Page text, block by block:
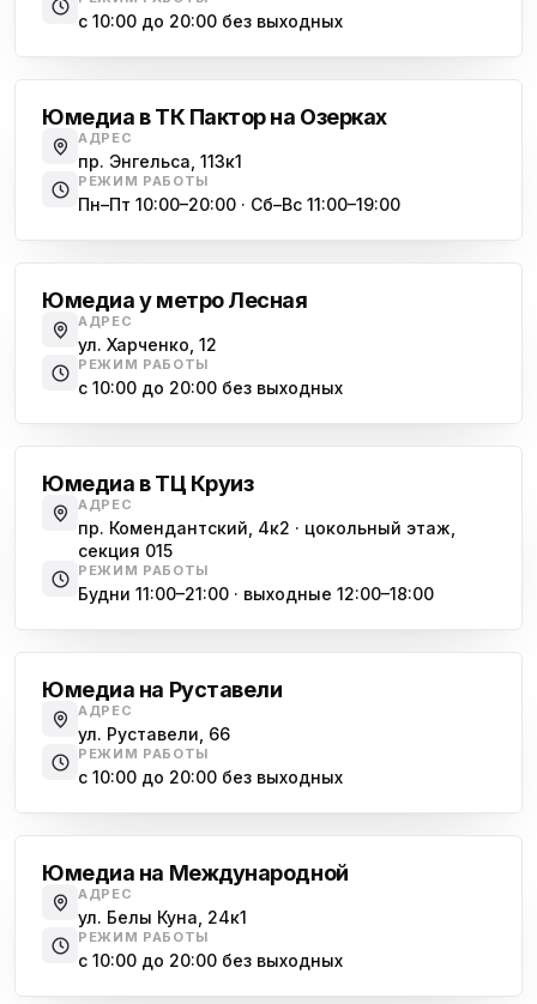
с 10:00 до 20:00 без выходных
Юмедиа в ТК Пактор на Озерках
АДРЕС
пр. Энгельса, 113к1
РЕЖИМ РАБОТЫ
Пн–Пт 10:00–20:00 · Сб–Вс 11:00–19:00
Юмедиа у метро Лесная
АДРЕС
ул. Харченко, 12
РЕЖИМ РАБОТЫ
с 10:00 до 20:00 без выходных
Юмедиа в ТЦ Круиз
АДРЕС
пр. Комендантский, 4к2 · цокольный этаж,
секция 015
РЕЖИМ РАБОТЫ
Будни 11:00–21:00 · выходные 12:00–18:00
Юмедиа на Руставели
АДРЕС
ул. Руставели, 66
РЕЖИМ РАБОТЫ
с 10:00 до 20:00 без выходных
Юмедиа на Международной
АДРЕС
ул. Белы Куна, 24к1
РЕЖИМ РАБОТЫ
с 10:00 до 20:00 без выходных